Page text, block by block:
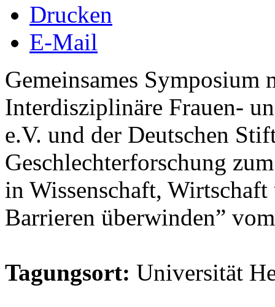
Drucken
E-Mail
Gemeinsames
Interdisziplinäre Frauen-
e.V. und der Deutschen
Geschlechterforschung
in Wissenschaft,
Barrieren überwinden”
Tagungsort: Universität